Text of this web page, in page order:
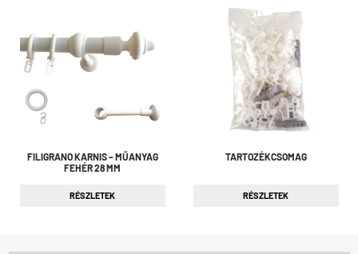
FILIGRANO KARNIS – MŰANYAG
FEHÉR 28 MM
RÉSZLETEK
TARTOZÉKCSOMAG
RÉSZLETEK